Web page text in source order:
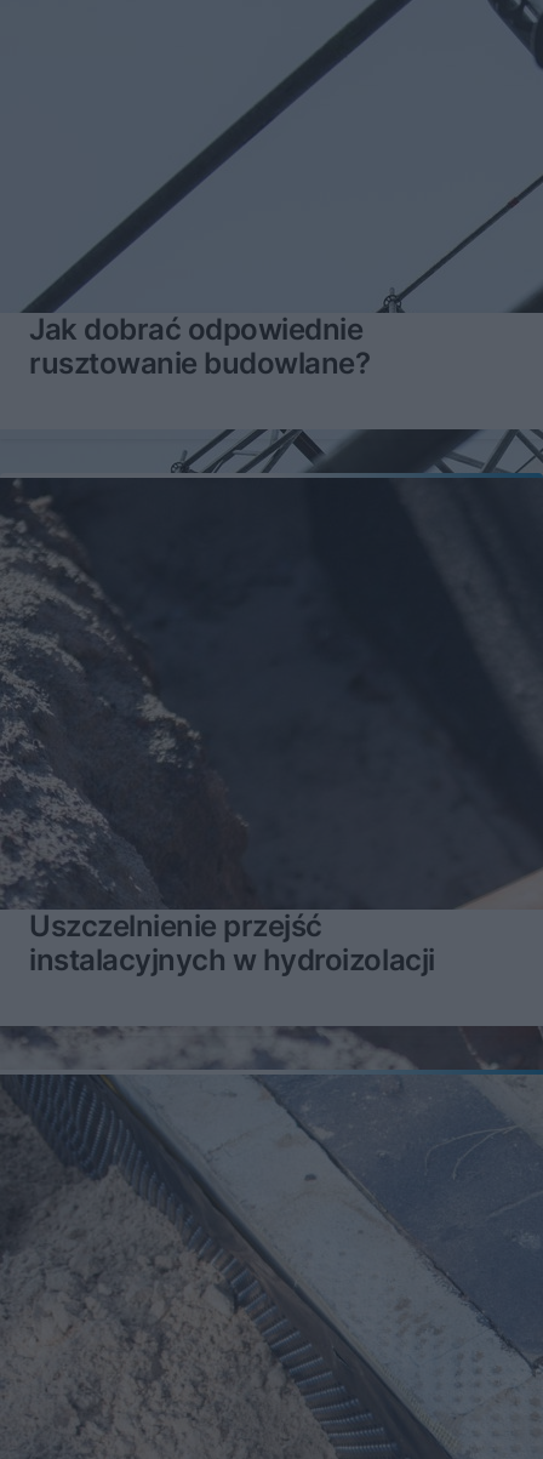
Jak dobrać odpowiednie
rusztowanie budowlane?
Uszczelnienie przejść
instalacyjnych w hydroizolacji